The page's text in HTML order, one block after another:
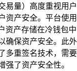
易量）高度重视用
资产安全。平台使
资产存储在冷钱包
确保资产安全。此
多重签名技术，需
强了资产安全性。